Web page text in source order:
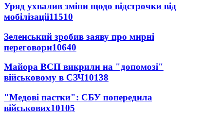
Уряд ухвалив зміни щодо відстрочки від
мобілізації11510
Зеленський зробив заяву про мирні
переговори10640
Майора ВСП викрили на "допомозі"
військовому в СЗЧ10138
"Медові пастки": СБУ попередила
військових10105